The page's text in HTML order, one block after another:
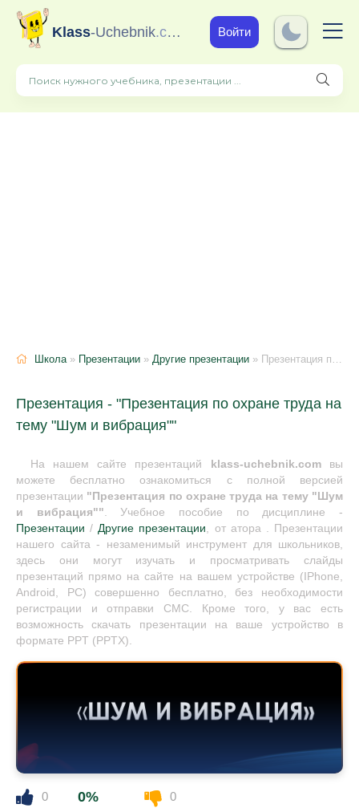
Klass-Uchebnik.com Войти
Школа» Презентации » Другие презентации » Презентация по охране труда на тему "Шум и вибрация"
Презентация - "Презентация по охране труда на
тему "Шум и вибрация""
На нашем сайте презентаций klass-uchebnik.comвы
можете бесплатно ознакомиться с полной версией
презентации "Презентация по охране труда на тему "Шум
и вибрация"". Учебное пособие по дисциплине -
Презентации /Другие презентации, от атора . Презентации
нашего сайта - незаменимый инструмент для школьников,
здесь они могут изучать и просматривать слайды
презентаций прямо на сайте на вашем устройстве (IPhone,
Android, PC) совершенно бесплатно, без необходимости
регистрации и отправки СМС. Кроме того, у вас есть
возможность скачать презентации на ваше устройство в
формате PPT (PPTX).
0 0% 0